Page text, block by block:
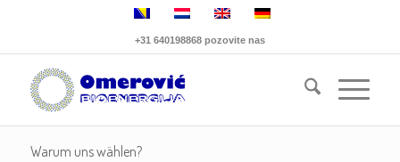
+31 640198868 pozovite nas
Warum uns wählen?